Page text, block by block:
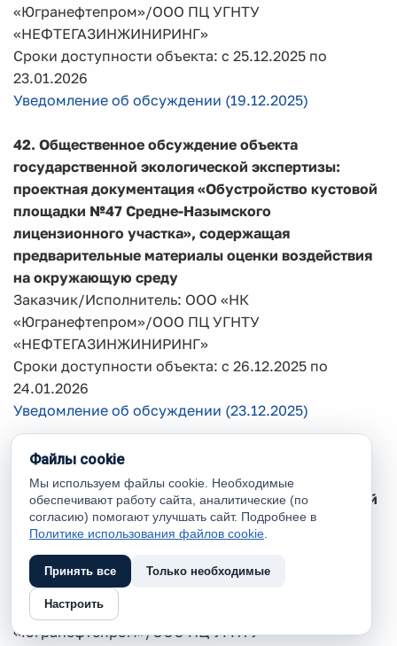
«Югранефтепром»/ООО ПЦ УГНТУ
«НЕФТЕГАЗИНЖИНИРИНГ»
Сроки доступности объекта: с 25.12.2025 по
23.01.2026
Уведомление об обсуждении (19.12.2025)
42. Общественное обсуждение объекта
государственной экологической экспертизы:
проектная документация «Обустройство кустовой
площадки №47 Средне-Назымского
лицензионного участка», содержащая
предварительные материалы оценки воздействия
на окружающую среду
Заказчик/Исполнитель: ООО «НК
«Югранефтепром»/ООО ПЦ УГНТУ
«НЕФТЕГАЗИНЖИНИРИНГ»
Сроки доступности объекта: с 26.12.2025 по
24.01.2026
Уведомление об обсуждении (23.12.2025)
43. Общественное обсуждение объекта
государственной экологической экспертизы:
проектная документация «Обустройство кустовой
площадки № 247 Средне-Назымского
лицензионного участка», содержащая
предварительные материалы оценки воздействия
на окружающую среду
Заказчик/Исполнитель: ООО «НК
«Югранефтепром»/ООО ПЦ УГНТУ
Файлы cookie
Мы используем файлы cookie. Необходимые
обеспечивают работу сайта, аналитические (по
согласию) помогают улучшать сайт. Подробнее в
Политике использования файлов cookie
Принять все Только необходимые
Настроить